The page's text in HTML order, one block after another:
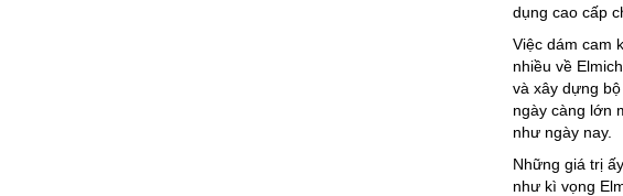
dụng cao cấp
Việc dám cam
nhiều về
và xây dựng
ngày càng lớn
như ngày nay.
Những giá trị
như kì vọng